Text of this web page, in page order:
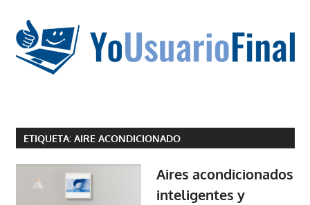
contenido
noETIQUETA: AIRE ACONDICIONADO
Aires acondicionados
inteligentes y